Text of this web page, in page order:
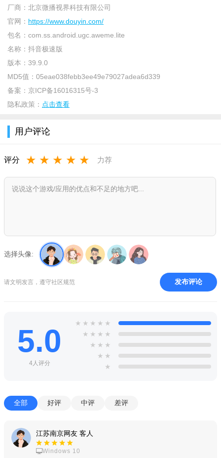
看的越多赚的越多。邀请好友也能赚红包！
1、在这里有超多的明星艺人都在玩抖音，玩的都还非常的
牛；
厂商： 北京微播视界科技有限公司
官网： https://www.douyin.com/
包名： com.ss.android.ugc.aweme.lite
名称： 抖音极速版
版本： 39.9.0
MD5值： 05eae038febb3ee49e79027adea6d339
备案： 京ICP备16016315号-3
隐私政策： 点击查看
用户评论
评分 ★ ★ ★ ★ ★ 力荐
选择头像:
请文明发言，遵守社区规范 发布评论
5.0
4人评分
★ ★ ★ ★ ★
★ ★ ★ ★
★ ★ ★
★ ★
★
全部 好评 中评 差评
江苏南京网友 客人
Windows 10